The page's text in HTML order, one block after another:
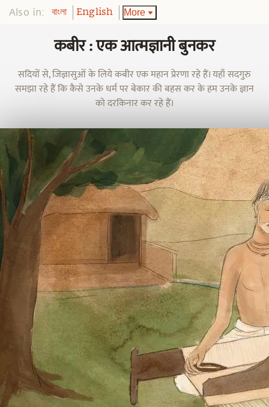
Also in: বাংলা English More
कबीर : एक आत्मज्ञानी बुनकर
सदियों से, जिज्ञासुओं के लिये कबीर एक महान प्रेरणा रहे हैं। यहाँ सदगुरु
समझा रहे हैं कि कैसे उनके धर्म पर बेकार की बहस कर के हम उनके ज्ञान
को दरकिनार कर रहे हैं।